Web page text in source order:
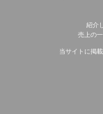
紹介
売上の
当サイトに掲